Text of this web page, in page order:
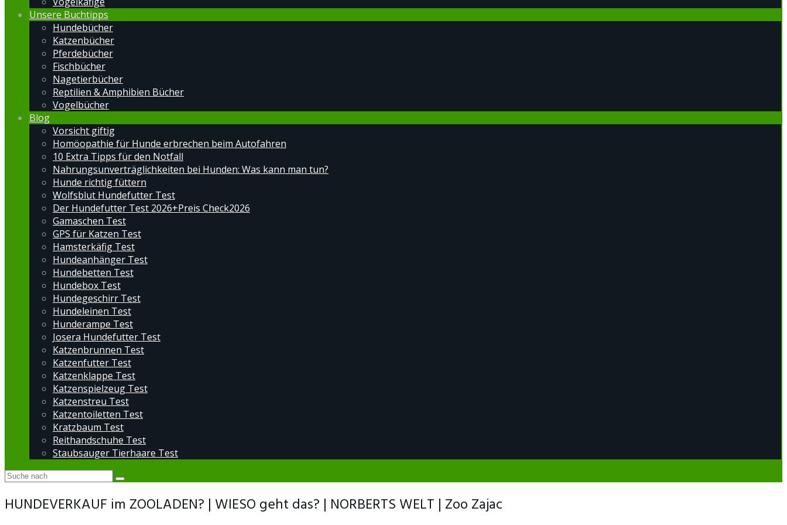
Unsere Buchtipps
Hundebücher
Katzenbücher
Pferdebücher
Fischbücher
Nagetierbücher
Reptilien & Amphibien Bücher
Vogelbücher
Blog
Vorsicht giftig
Homöopathie für Hunde erbrechen beim Autofahren
10 Extra Tipps für den Notfall
Nahrungsunverträglichkeiten bei Hunden: Was kann man tun?
Hunde richtig füttern
Wolfsblut Hundefutter Test
Der Hundefutter Test 2026+Preis Check2026
Gamaschen Test
GPS für Katzen Test
Hamsterkäfig Test
Hundeanhänger Test
Hundebetten Test
Hundebox Test
Hundegeschirr Test
Hundeleinen Test
Hunderampe Test
Josera Hundefutter Test
Katzenbrunnen Test
Katzenfutter Test
Katzenklappe Test
Katzenspielzeug Test
Katzenstreu Test
Katzentoiletten Test
Kratzbaum Test
Reithandschuhe Test
Staubsauger Tierhaare Test
HUNDEVERKAUF im ZOOLADEN? | WIESO geht das? | NORBERTS WELT | Zoo Zajac